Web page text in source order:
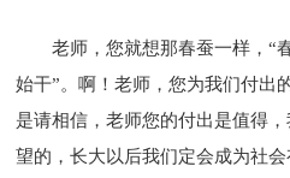
老师，您就想那春蚕一样，“
始干”。啊！老师，您为我们付出
是请相信，老师您的付出是值得
望的，长大以后我们定会成为社会